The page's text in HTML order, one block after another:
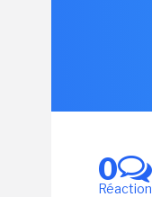
0
Réaction